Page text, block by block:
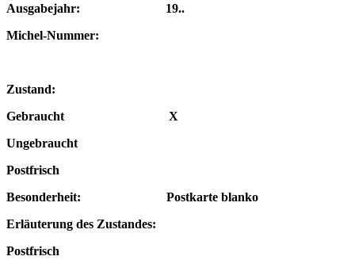
Ausgabejahr: 19..
Michel-Nummer:
Zustand:
Gebraucht X
Ungebraucht
Postfrisch
Besonderheit: Postkarte blanko
Erläuterung des Zustandes:
Postfrisch